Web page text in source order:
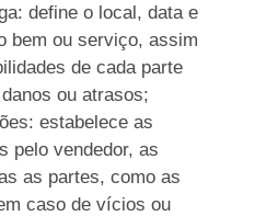
define o local, data e
bem ou serviço, assim
de cada parte
ou atrasos;
estabelece as
pelo vendedor, as
as partes, como as
caso de vícios ou